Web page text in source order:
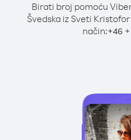
Birati broj pomoću
Švedska iz Sveti
način:+46 +